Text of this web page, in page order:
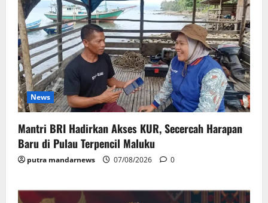
News
Mantri BRI Hadirkan Akses KUR, Secercah Harapan
Baru di Pulau Terpencil Maluku
putra mandarnews 07/08/2026 0